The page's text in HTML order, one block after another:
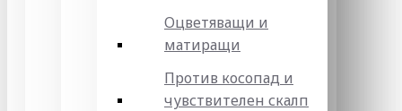
Оцветяващи и
матиращи
Против косопад и
чувствителен скалп